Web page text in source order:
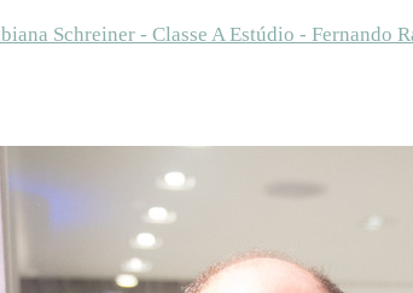
Schreiner - Classe A Estúdio - Fernando